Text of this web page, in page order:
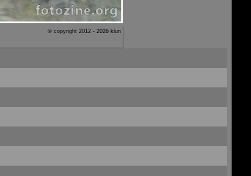
© copyright 2012 - 2026 klun